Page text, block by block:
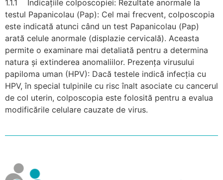
1.1.1 Indicațiile colposcopiei: Rezultate anormale la
testul Papanicolau (Pap): Cel mai frecvent, colposcopia
este indicată atunci când un test Papanicolau (Pap)
arată celule anormale (displazie cervicală). Aceasta
permite o examinare mai detaliată pentru a determina
natura și extinderea anomaliilor. Prezența virusului
papiloma uman (HPV): Dacă testele indică infecția cu
HPV, în special tulpinile cu risc înalt asociate cu cancerul
de col uterin, colposcopia este folosită pentru a evalua
modificările celulare cauzate de virus.